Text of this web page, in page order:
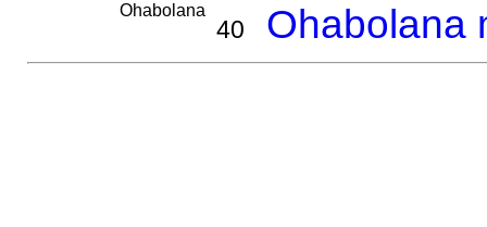
Ohabolana
40 Ohabolana